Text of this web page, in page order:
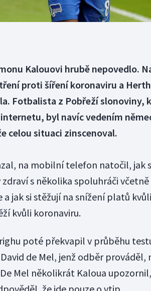
Kalouovi hrubě nepovedlo.
proti šíření koronaviru a
Fotbalista z Pobřeží slonoviny,
byl navíc vedením
celou situaci zinscenoval.
na mobilní telefon natočil, jak
s několika spoluhráči
a jak si stěžují na snížení platů
kvůli koronaviru.
poté překvapil v průběhu
de Mel, jenž odběr prováděl,
Mel několikrát Kaloua